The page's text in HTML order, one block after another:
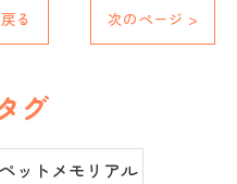
る 次のページ >
グ
ットメモリアル